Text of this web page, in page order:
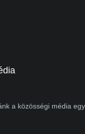
a közösségi média